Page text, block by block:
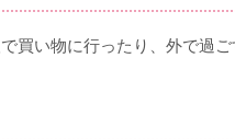
買い物に行ったり、外で過ご